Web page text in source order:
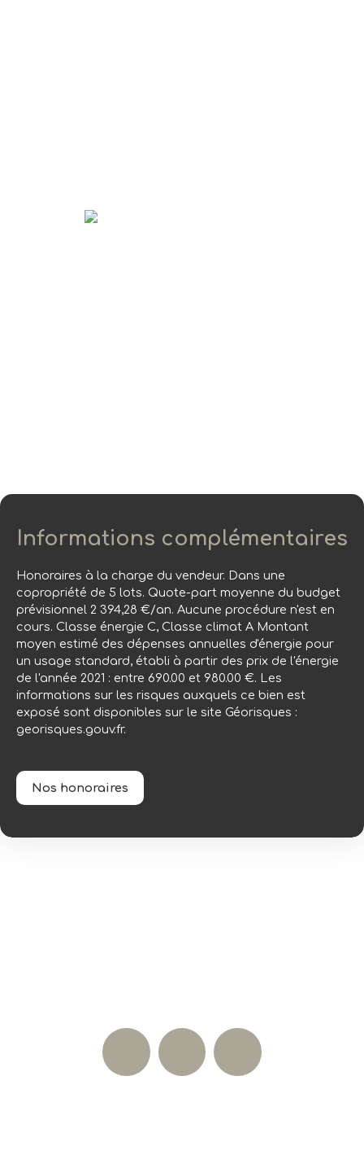
Informations complémentaires
Honoraires à la charge du vendeur. Dans une
copropriété de 5 lots. Quote-part moyenne du budget
prévisionnel 2 394,28 €/an. Aucune procédure n'est en
cours. Classe énergie C, Classe climat A Montant
moyen estimé des dépenses annuelles d'énergie pour
un usage standard, établi à partir des prix de l'énergie
de l'année 2021 : entre 690.00 et 980.00 €. Les
informations sur les risques auxquels ce bien est
exposé sont disponibles sur le site Géorisques :
georisques.gouv.fr.
Nos honoraires